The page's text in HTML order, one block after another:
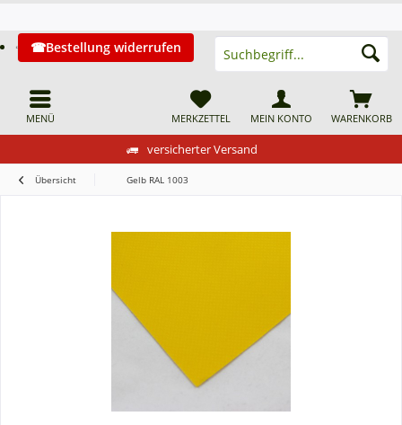
versicherter Versand
MENÜ
Bestellung widerrufen
WARENKORB
MERKZETTEL MEIN KONTO
Übersicht Gelb RAL 1003